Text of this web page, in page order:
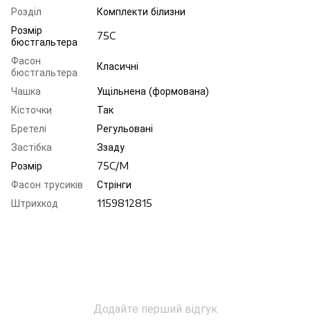
Розділ
Комплекти білизни
Розмір
бюстгальтера
75C
Фасон
бюстгальтера
Класичні
Чашка
Ущільнена (формована)
Кісточки
Так
Бретелі
Регульовані
Застібка
Ззаду
Розмір
75C/M
Фасон трусиків
Стрінги
Штрихкод
1159812815
Додайте перший відгук